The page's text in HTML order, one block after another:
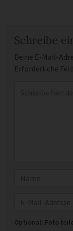
Schreibe
Deine E-Mail-
Erforderliche
Optional: Foto